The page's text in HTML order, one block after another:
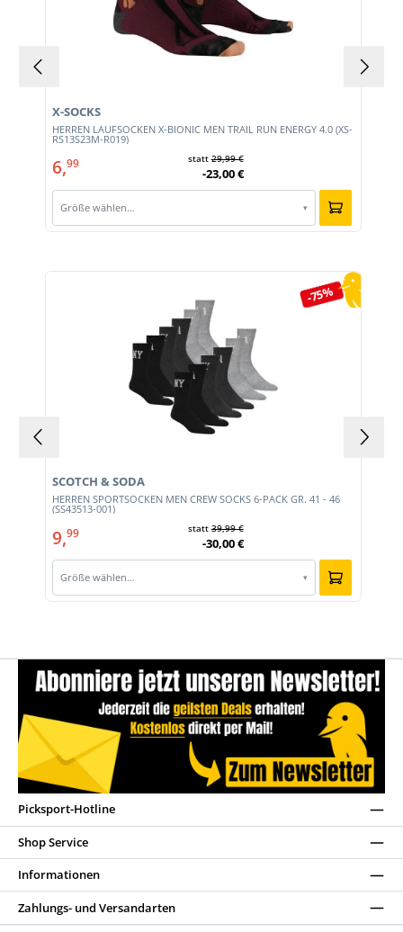
HERREN LAUFSOCKEN X-BIONIC MEN TRAIL RUN ENERGY 4.0 (XS-
RS13S23M-R019)
X-SOCKS
6,99 statt29,99 €
-23,00 €
Größe wählen… ▾
-75%
HERREN SPORTSOCKEN MEN CREW SOCKS 6-PACK GR. 41 - 46
(SS43513-001)
SCOTCH & SODA
9,99 statt39,99 €
-30,00 €
Größe wählen… ▾
Picksport-Hotline
Shop Service
Informationen
Zahlungs- und Versandarten